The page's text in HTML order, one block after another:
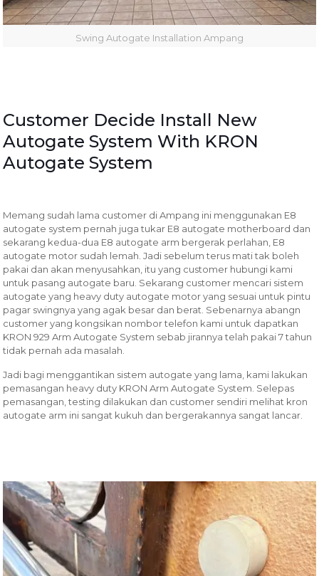
Swing Autogate Installation Ampang
Customer Decide Install New
Autogate System With KRON
Autogate System
Memang sudah lama customer di Ampang ini menggunakan E8
autogate system pernah juga tukar E8 autogate motherboard dan
sekarang kedua-dua E8 autogate arm bergerak perlahan, E8
autogate motor sudah lemah. Jadi sebelum terus mati tak boleh
pakai dan akan menyusahkan, itu yang customer hubungi kami
untuk pasang autogate baru. Sekarang customer mencari sistem
autogate yang heavy duty autogate motor yang sesuai untuk pintu
pagar swingnya yang agak besar dan berat. Sebenarnya abangn
customer yang kongsikan nombor telefon kami untuk dapatkan
KRON 929 Arm Autogate System sebab jirannya telah pakai 7 tahun
tidak pernah ada masalah.
Jadi bagi menggantikan sistem autogate yang lama, kami lakukan
pemasangan heavy duty KRON Arm Autogate System. Selepas
pemasangan, testing dilakukan dan customer sendiri melihat kron
autogate arm ini sangat kukuh dan bergerakannya sangat lancar.